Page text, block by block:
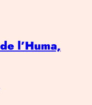
l’Huma,